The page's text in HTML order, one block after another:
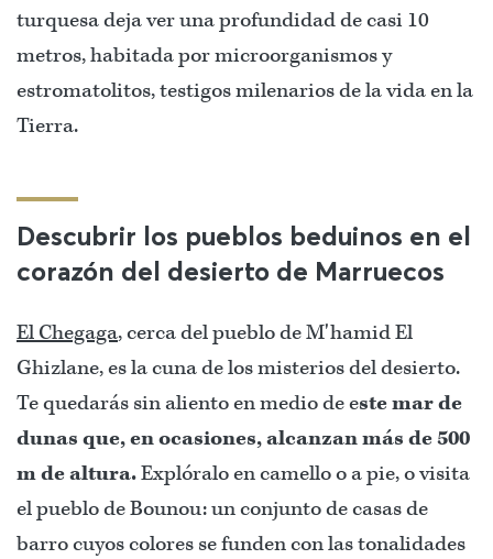
turquesa deja ver una profundidad de casi 10
metros, habitada por microorganismos y
estromatolitos, testigos milenarios de la vida en la
Tierra.
Descubrir los pueblos beduinos en el
corazón del desierto de Marruecos
El Chegaga, cerca del pueblo de M'hamid El
Ghizlane, es la cuna de los misterios del desierto.
Te quedarás sin aliento en medio de este mar de
dunas que, en ocasiones, alcanzan más de 500
m de altura.Explóralo en camello o a pie, o visita
el pueblo de Bounou: un conjunto de casas de
barro cuyos colores se funden con las tonalidades